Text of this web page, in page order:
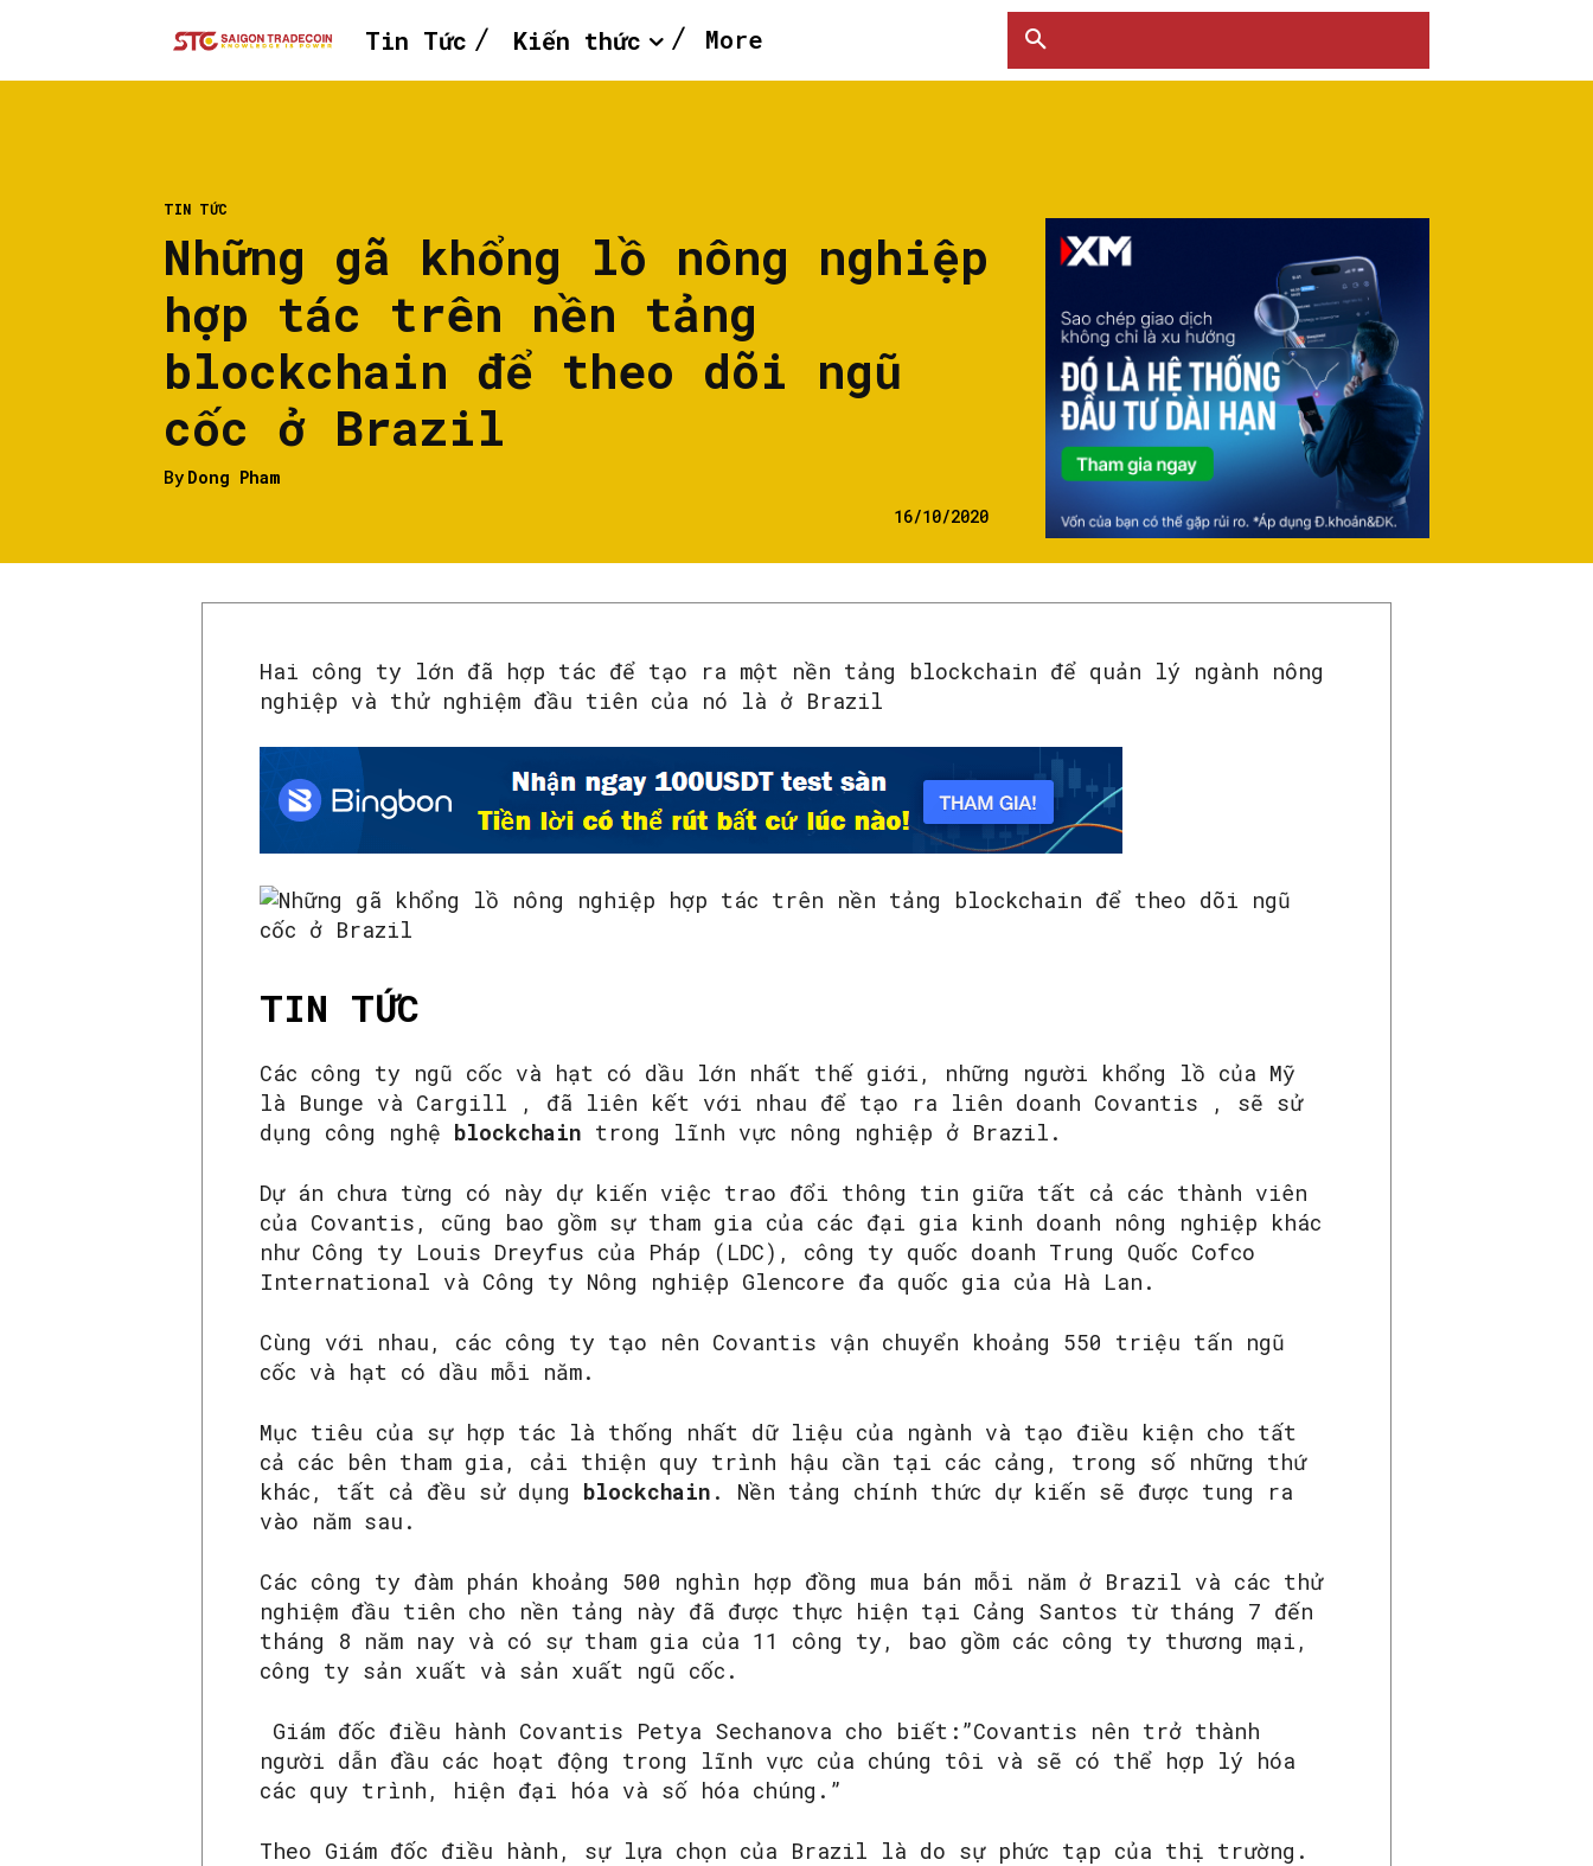
SEARCH...
Tin Tức Kiến thức More
TIN TỨC
Những gã khổng lồ nông nghiệp
hợp tác trên nền tảng
blockchain để theo dõi ngũ
cốc ở Brazil
By Dong Pham
16/10/2020
Hai công ty lớn đã hợp tác để tạo ra một nền tảng blockchain để quản lý ngành nông
nghiệp và thử nghiệm đầu tiên của nó là ở Brazil
TIN TỨC
Các công ty ngũ cốc và hạt có dầu lớn nhất thế giới, những người khổng lồ của Mỹ
là Bunge và Cargill , đã liên kết với nhau để tạo ra liên doanh Covantis , sẽ sử
dụng công nghệ blockchain trong lĩnh vực nông nghiệp ở Brazil.
Dự án chưa từng có này dự kiến ​​việc trao đổi thông tin giữa tất cả các thành viên
của Covantis, cũng bao gồm sự tham gia của các đại gia kinh doanh nông nghiệp khác
như Công ty Louis Dreyfus của Pháp (LDC), công ty quốc doanh Trung Quốc Cofco
International và Công ty Nông nghiệp Glencore đa quốc gia của Hà Lan.
Cùng với nhau, các công ty tạo nên Covantis vận chuyển khoảng 550 triệu tấn ngũ
cốc và hạt có dầu mỗi năm.
Mục tiêu của sự hợp tác là thống nhất dữ liệu của ngành và tạo điều kiện cho tất
cả các bên tham gia, cải thiện quy trình hậu cần tại các cảng, trong số những thứ
khác, tất cả đều sử dụng blockchain . Nền tảng chính thức dự kiến ​​sẽ được tung ra
vào năm sau.
Các công ty đàm phán khoảng 500 nghìn hợp đồng mua bán mỗi năm ở Brazil và các thử
nghiệm đầu tiên cho nền tảng này đã được thực hiện tại Cảng Santos từ tháng 7 đến
tháng 8 năm nay và có sự tham gia của 11 công ty, bao gồm các công ty thương mại,
công ty sản xuất và sản xuất ngũ cốc.
Giám đốc điều hành Covantis Petya Sechanova cho biết:”Covantis nên trở thành
người dẫn đầu các hoạt động trong lĩnh vực của chúng tôi và sẽ có thể hợp lý hóa
các quy trình, hiện đại hóa và số hóa chúng.”
Theo Giám đốc điều hành, sự lựa chọn của Brazil là do sự phức tạp của thị trường.